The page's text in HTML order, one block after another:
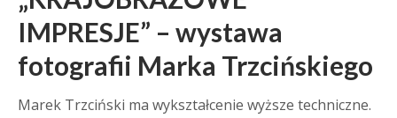
IMPRESJE” – wystawa
fotografii Marka Trzcińskiego
Marek Trzciński ma wykształcenie wyższe techniczne.